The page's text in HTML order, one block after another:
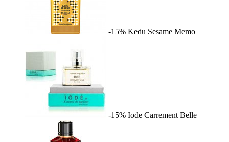
-15% Kedu Sesame Memo
-15% Iode Carrement Belle